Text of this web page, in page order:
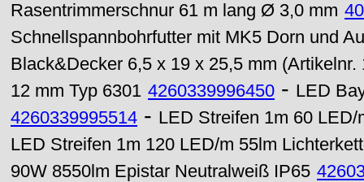
Rasentrimmerschnur 61 m lang Ø 3,0 mm
Schnellspannbohrfutter mit MK5 Dorn und
Black&Decker 6,5 x 19 x 25,5 mm (Artikelnr.
12 mm Typ 6301 4260339996450 - LED
4260339995514 - LED Streifen 1m 60
LED Streifen 1m 120 LED/m 55lm
90W 8550lm Epistar Neutralweiß IP65